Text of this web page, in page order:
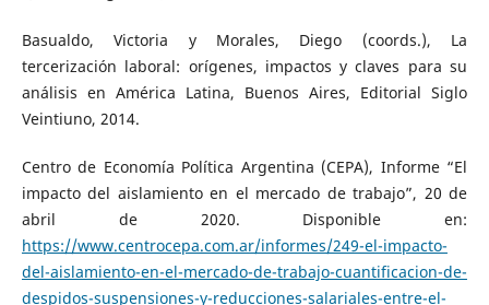
Basualdo, Victoria y Morales, Diego (coords.), La
tercerización laboral: orígenes, impactos y claves para su
análisis en América Latina, Buenos Aires, Editorial Siglo
Veintiuno, 2014.
Centro de Economía Política Argentina (CEPA), Informe “El
impacto del aislamiento en el mercado de trabajo”, 20 de
abril de 2020. Disponible en:
https://www.centrocepa.com.ar/informes/249-el-impacto-
del-aislamiento-en-el-mercado-de-trabajo-cuantificacion-de-
despidos-suspensiones-y-reducciones-salariales-entre-el-